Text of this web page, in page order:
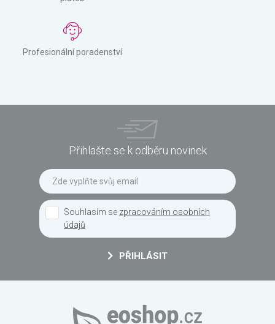
Profesionální poradenství
Přihlašte se k odběru novinek
Souhlasím se zpracováním osobních
údajů
PŘIHLÁSIT